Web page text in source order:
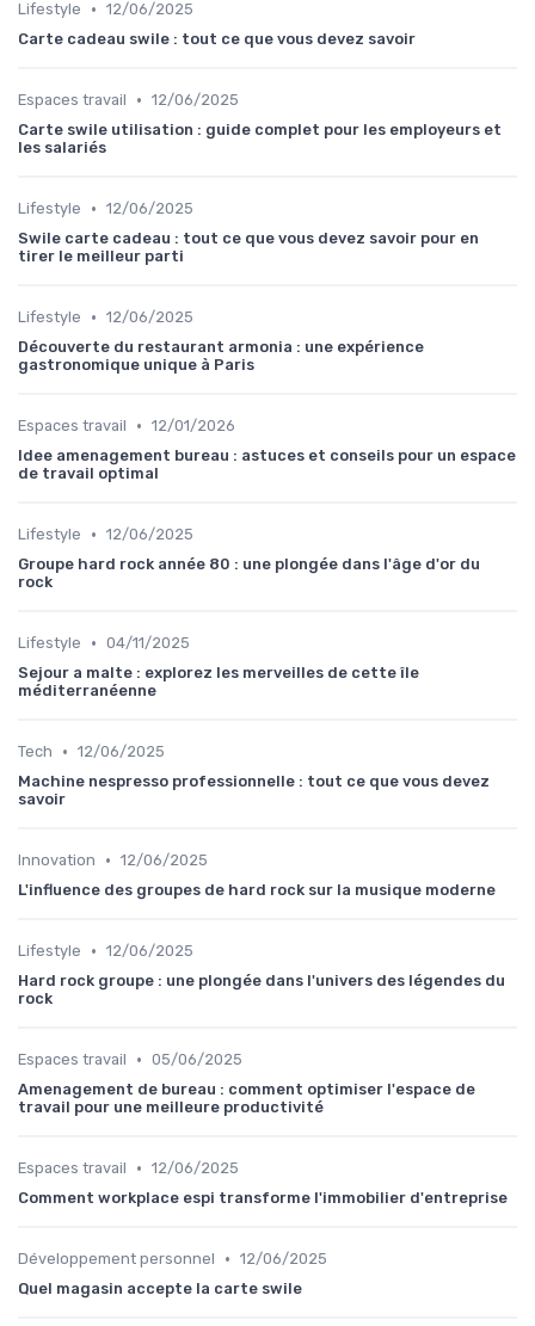
Lifestyle • 12/06/2025
Carte cadeau swile : tout ce que vous devez savoir
Espaces travail • 12/06/2025
Carte swile utilisation : guide complet pour les employeurs et
les salariés
Lifestyle • 12/06/2025
Swile carte cadeau : tout ce que vous devez savoir pour en
tirer le meilleur parti
Lifestyle • 12/06/2025
Découverte du restaurant armonia : une expérience
gastronomique unique à Paris
Espaces travail • 12/01/2026
Idee amenagement bureau : astuces et conseils pour un espace
de travail optimal
Lifestyle • 12/06/2025
Groupe hard rock année 80 : une plongée dans l'âge d'or du
rock
Lifestyle • 04/11/2025
Sejour a malte : explorez les merveilles de cette île
méditerranéenne
Tech • 12/06/2025
Machine nespresso professionnelle : tout ce que vous devez
savoir
Innovation • 12/06/2025
L'influence des groupes de hard rock sur la musique moderne
Lifestyle • 12/06/2025
Hard rock groupe : une plongée dans l'univers des légendes du
rock
Espaces travail • 05/06/2025
Amenagement de bureau : comment optimiser l'espace de
travail pour une meilleure productivité
Espaces travail • 12/06/2025
Comment workplace espi transforme l'immobilier d'entreprise
Développement personnel • 12/06/2025
Quel magasin accepte la carte swile